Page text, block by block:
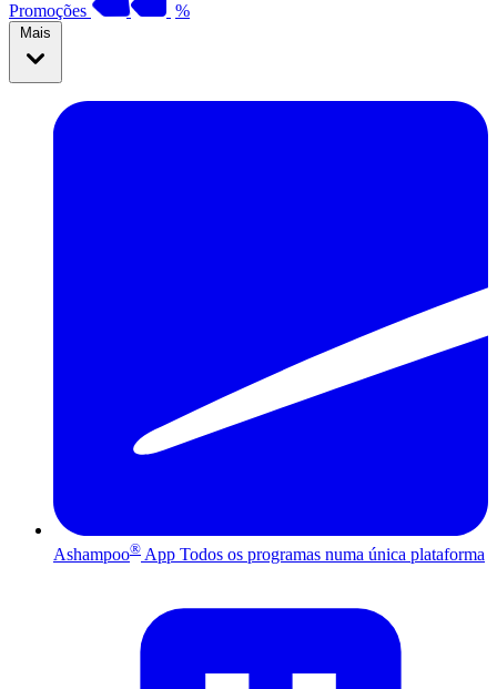
Promoções %
Mais
Ashampoo® App Todos os programas numa única plataforma